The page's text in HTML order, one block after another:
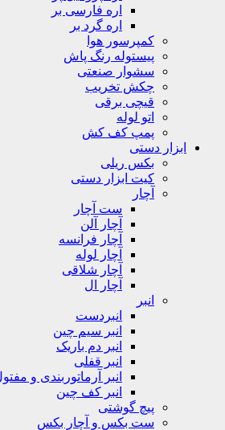
اره فارسی بر
اره گرد بر
کمپرسور هوا
پیستوله رنگ پاش
سشوار صنعتی
چکش تخریب
قیچی برقی
اتو لوله
پمپ کف کش
ابزار دستی
بکس ریلی
کیت ابزار دستی
آچار
ست آچار
آچار آلن
آچار فرانسه
آچار لوله
آچار شلاقی
آچار ال
انبر
انبردست
انبر سیم چین
انبر دم باریک
انبر قفلی
انبر آرماتوربندی و
انبر کف چین
پیچ گوشتی
ست بکس و آچار بکس